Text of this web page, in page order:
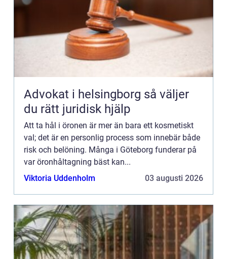
Advokat i helsingborg så väljer
du rätt juridisk hjälp
Att ta hål i öronen är mer än bara ett kosmetiskt
val; det är en personlig process som innebär både
risk och belöning. Många i Göteborg funderar på
var öronhåltagning bäst kan...
Viktoria Uddenholm
03 augusti 2026